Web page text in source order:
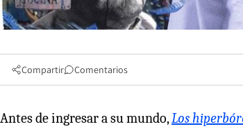
Compartir Comentarios
Antes de ingresar a su mundo,Los